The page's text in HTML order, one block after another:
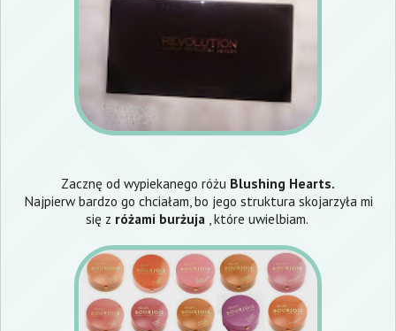
Zacznę od wypiekanego różu Blushing Hearts.
Najpierw bardzo go chciałam, bo jego struktura skojarzyła mi
się z różami burżuja, które uwielbiam.